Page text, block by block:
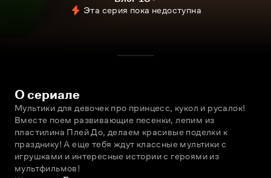
Эта серия пока недоступна
О сериале
Мультики для девочек про принцесс, кукол и русалок!
Вместе поем развивающие песенки, лепим из
пластилина Плей До, делаем красивые поделки к
празднику! А еще тебя ждут классные мультики с
игрушками и интересные истории с героями из
мультфильмов!